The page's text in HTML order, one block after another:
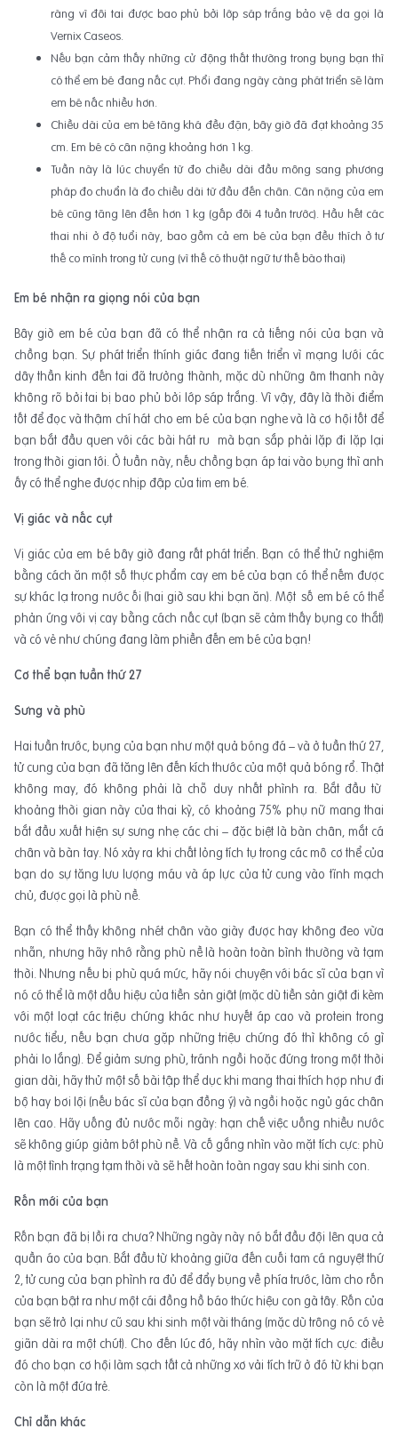
ràng vì đôi tai được bao phủ bởi lớp sáp trắng bảo vệ da gọi là
Vernix Caseos.
Nếu bạn cảm thấy những cử động thất thường trong bụng bạn thì
có thể em bé đang nấc cụt. Phổi đang ngày càng phát triển sẽ làm
em bé nấc nhiều hơn.
Chiều dài của em bé tăng khá đều đặn, bây giờ đã đạt khoảng 35
cm. Em bé có cân nặng khoảng hơn 1 kg.
Tuần này là lúc chuyển từ đo chiều dài đầu mông sang phương
pháp đo chuẩn là đo chiều dài từ đầu đến chân. Cân nặng của em
bé cũng tăng lên đến hơn 1 kg (gấp đôi 4 tuần trước). Hầu hết các
thai nhi ở độ tuổi này, bao gồm cả em bé của bạn đều thích ở tư
thế co mình trong tử cung (vì thế có thuật ngữ tư thế bào thai)
Em bé nhận ra giọng nói của bạn
Bây giờ em bé của bạn đã có thể nhận ra cả tiếng nói của bạn và
chồng bạn. Sự phát triển thính giác đang tiến triển vì mạng lưới các
dây thần kinh đến tai đã trưởng thành, mặc dù những âm thanh này
không rõ bởi tai bị bao phủ bởi lớp sáp trắng. Vì vậy, đây là thời điểm
tốt để đọc và thậm chí hát cho em bé của bạn nghe và là cơ hội tốt để
bạn bắt đầu quen với các bài hát ru mà bạn sắp phải lặp đi lặp lại
trong thời gian tới. Ở tuần này, nếu chồng bạn áp tai vào bụng thì anh
ấy có thể nghe được nhịp đập của tim em bé.
Vị giác và nấc cụt
Vị giác của em bé bây giờ đang rất phát triển. Bạn có thể thử nghiệm
bằng cách ăn một số thực phẩm cay em bé của bạn có thể nếm được
sự khác lạ trong nước ối (hai giờ sau khi bạn ăn). Một số em bé có thể
phản ứng với vị cay bằng cách nấc cụt (bạn sẽ cảm thấy bụng co thắt)
và có vẻ như chúng đang làm phiền đến em bé của bạn!
Cơ thể bạn tuần thứ 27
Sưng và phù
Hai tuần trước, bụng của bạn như một quả bóng đá – và ở tuần thứ 27,
tử cung của bạn đã tăng lên đến kích thước của một quả bóng rổ. Thật
không may, đó không phải là chỗ duy nhất phình ra. Bắt đầu từ
khoảng thời gian này của thai kỳ, có khoảng 75% phụ nữ mang thai
bắt đầu xuất hiện sự sưng nhẹ các chi – đặc biệt là bàn chân, mắt cá
chân và bàn tay. Nó xảy ra khi chất lỏng tích tụ trong các mô cơ thể của
bạn do sự tăng lưu lượng máu và áp lực của tử cung vào tĩnh mạch
chủ, được gọi là phù nề.
Bạn có thể thấy không nhét chân vào giày được hay không đeo vừa
nhẫn, nhưng hãy nhớ rằng phù nề là hoàn toàn bình thường và tạm
thời. Nhưng nếu bị phù quá mức, hãy nói chuyện với bác sĩ của bạn vì
nó có thể là một dấu hiệu của tiền sản giật (mặc dù tiền sản giật đi kèm
với một loạt các triệu chứng khác như huyết áp cao và protein trong
nước tiểu, nếu bạn chưa gặp những triệu chứng đó thì không có gì
phải lo lắng). Để giảm sưng phù, tránh ngồi hoặc đứng trong một thời
gian dài, hãy thử một số bài tập thể dục khi mang thai thích hợp như đi
bộ hay bơi lội (nếu bác sĩ của bạn đồng ý) và ngồi hoặc ngủ gác chân
lên cao. Hãy uống đủ nước mỗi ngày: hạn chế việc uống nhiều nước
sẽ không giúp giảm bớt phù nề. Và cố gắng nhìn vào mặt tích cực: phù
là một tình trạng tạm thời và sẽ hết hoàn toàn ngay sau khi sinh con.
Rốn mới của bạn
Rốn bạn đã bị lồi ra chưa? Những ngày này nó bắt đầu đội lên qua cả
quần áo của bạn. Bắt đầu từ khoảng giữa đến cuối tam cá nguyệt thứ
2, tử cung của bạn phình ra đủ để đẩy bụng về phía trước, làm cho rốn
của bạn bật ra như một cái đồng hồ báo thức hiệu con gà tây. Rốn của
bạn sẽ trở lại như cũ sau khi sinh một vài tháng (mặc dù trông nó có vẻ
giãn dài ra một chút). Cho đến lúc đó, hãy nhìn vào mặt tích cực: điều
đó cho bạn cơ hội làm sạch tất cả những xơ vải tích trữ ở đó từ khi bạn
còn là một đứa trẻ.
Chỉ dẫn khác